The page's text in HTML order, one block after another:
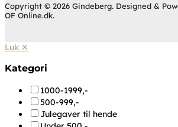
Copyright © 2026 Gindeberg. Designed &
OF Online.dk.
Luk ✕
Kategori
1000-1999,-
500-999,-
Julegaver til hende